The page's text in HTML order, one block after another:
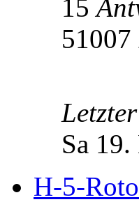
15
51007
Sa
H-5-